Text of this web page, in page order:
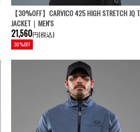
【30%OFF】CARVICO 425 HIGH STRETCH JQ
JACKET｜MEN'S
21,560円(税込)
30%OFF